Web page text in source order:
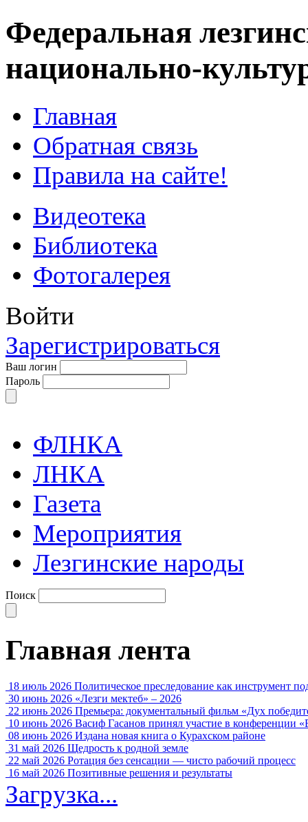
Федеральная
национально-
Главная
Обратная связь
Правила на сайте!
Видеотека
Библиотека
Фотогалерея
Войти
Зарегистрироваться
Ваш логин
Пароль
ФЛНКА
ЛНКА
Газета
Мероприятия
Лезгинские народы
Поиск
Главная лента
18 июль 2026 Политическое преследование как инструмент
30 июнь 2026 «Лезги мектеб» – 2026
22 июнь 2026 Премьера: документальный фильм «Дух
10 июнь 2026 Васиф Гасанов принял участие в конференции
08 июнь 2026 Издана новая книга о Курахском районе
31 май 2026 Щедрость к родной земле
22 май 2026 Ротация без сенсации — чисто рабочий процесс
16 май 2026 Позитивные решения и результаты
Загрузка...